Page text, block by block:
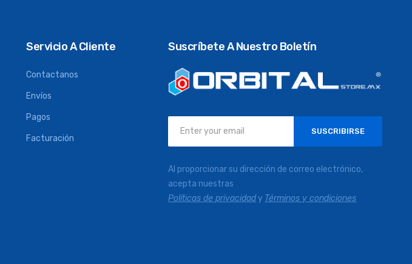
Servicio A Cliente
Contactanos
Envíos
Pagos
Facturación
Suscríbete A Nuestro Boletín
boletín
de
noticias:
SUSCRIBIRSE
Al proporcionar su dirección de correo electrónico,
acepta nuestras
Políticas de privacidady Términos y condiciones